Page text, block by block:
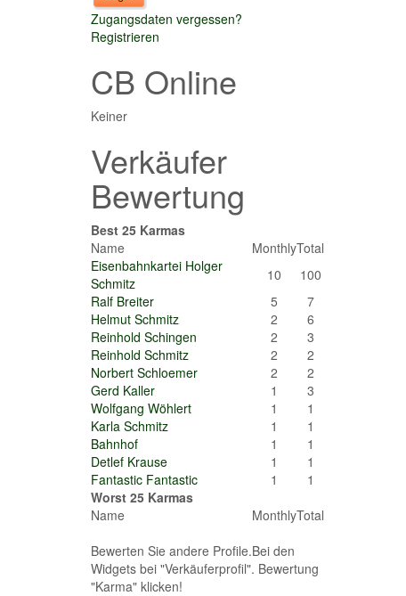
Zugangsdaten vergessen?
Registrieren
CB Online
Keiner
Verkäufer
Bewertung
Best 25 Karmas
Name
MonthlyTotal
Eisenbahnkartei Holger
Schmitz
10
100
Ralf Breiter
5
7
Helmut Schmitz
2
6
Reinhold Schingen
2
3
Reinhold Schmitz
2
2
Norbert Schloemer
2
2
Gerd Kaller
1
3
Wolfgang Wöhlert
1
1
Karla Schmitz
1
1
Bahnhof
1
1
Detlef Krause
1
1
Fantastic Fantastic
1
1
Worst 25 Karmas
Name
MonthlyTotal
Bewerten Sie andere Profile.Bei den
Widgets bei "Verkäuferprofil". Bewertung
"Karma" klicken!